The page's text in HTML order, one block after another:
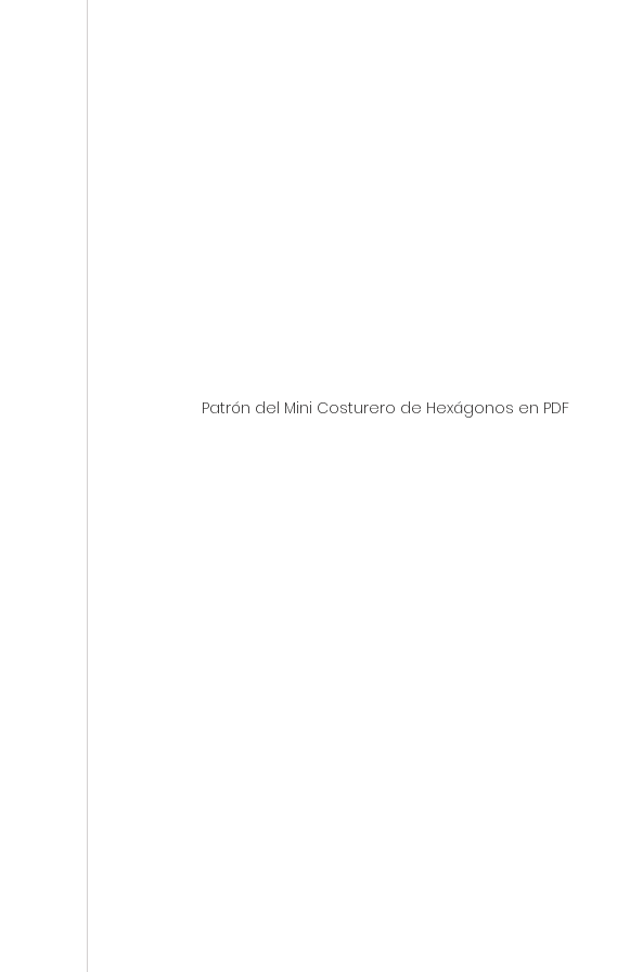
Patrón del Mini Costurero de Hexágonos en PDF